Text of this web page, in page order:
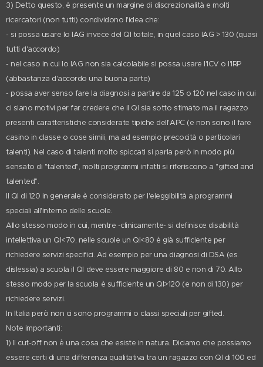
3) Detto questo, è presente un margine di discrezionalità e molti
ricercatori (non tutti) condividono l'idea che:
- si possa usare lo IAG invece del QI totale, in quel caso IAG > 130 (quasi
tutti d'accordo)
- nel caso in cui lo IAG non sia calcolabile si possa usare l'ICV o l'IRP
(abbastanza d'accordo una buona parte)
- possa aver senso fare la diagnosi a partire da 125 o 120 nel caso in cui
ci siano motivi per far credere che il QI sia sotto stimato ma il ragazzo
presenti caratteristiche considerate tipiche dell'APC (e non sono il fare
casino in classe o cose simili, ma ad esempio precocità o particolari
talenti). Nel caso di talenti molto spiccati si parla però in modo più
sensato di "talented", molti programmi infatti si riferiscono a "gifted and
talented".
Il QI di 120 in generale è considerato per l'eleggibilità a programmi
speciali all'interno delle scuole.
Allo stesso modo in cui, mentre -clinicamente- si definisce disabilità
intellettiva un QI<70, nelle scuole un QI<80 è già sufficiente per
richiedere servizi specifici. Ad esempio per una diagnosi di DSA (es.
dislessia) a scuola il QI deve essere maggiore di 80 e non di 70. Allo
stesso modo per la scuola è sufficiente un QI>120 (e non di 130) per
richiedere servizi.
In Italia però non ci sono programmi o classi speciali per gifted.
Note importanti:
1) Il cut-off non è una cosa che esiste in natura. Diciamo che possiamo
essere certi di una differenza qualitativa tra un ragazzo con QI di 100 ed